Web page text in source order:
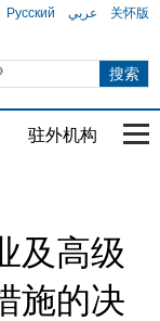
Русский عربي 关怀版
驻外机构 国
及高级
施的决